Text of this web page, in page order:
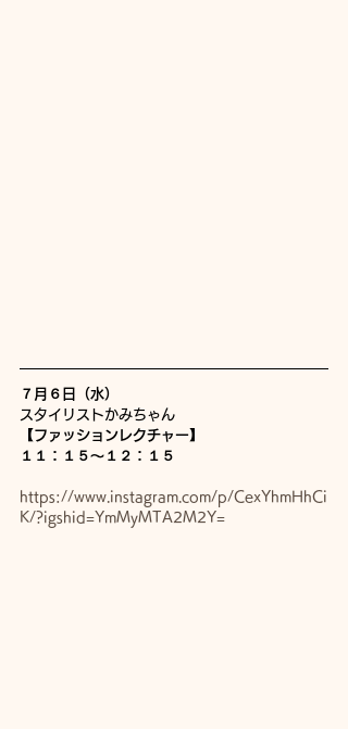
７月６日（水）
スタイリストかみちゃん
【ファッションレクチャー】
１１：１５〜１２：１５
https://www.instagram.com/p/CexYhmHhCi
K/?igshid=YmMyMTA2M2Y=